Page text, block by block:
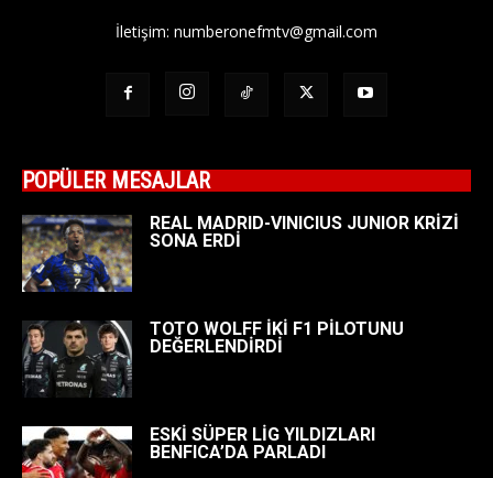
İletişim: numberonefmtv@gmail.com
POPÜLER MESAJLAR
REAL MADRID-VINICIUS JUNIOR KRİZİ
SONA ERDİ
TOTO WOLFF İKİ F1 PİLOTUNU
DEĞERLENDİRDİ
ESKİ SÜPER LİG YILDIZLARI
BENFICA’DA PARLADI